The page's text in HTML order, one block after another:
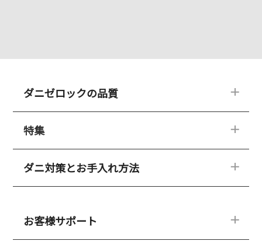
ダニゼロックの品質
ダニゼロックの紹介
品質へのこだわり
選ばれる理由
ダニアレルゲンカット
特集
ダニ対策特集
ダニゼロックが選ばれる理由
ダニゼロックこだわりの生地
新規入会キャンペーン
ダニ対策とお手入れ方法
クリーニングについて
専門家の声
お客様サポート